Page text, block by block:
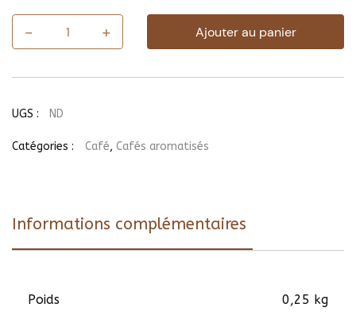
-
quantité
de
+ Ajouter au panier
UGS : ND
Catégories : Café, Cafés aromatisés
Informations complémentaires
Poids 0,25 kg